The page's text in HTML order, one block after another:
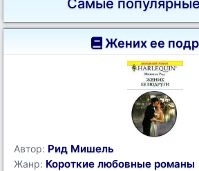
Самые
Жених ее
Автор: Рид Мишель
Жанр: Короткие любовные романы